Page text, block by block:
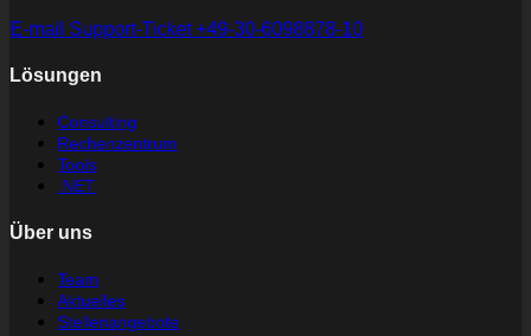
E-mail Support-Ticket +49-30-6098878-10
Lösungen
Consulting
Rechenzentrum
Tools
.NET
Über uns
Team
Aktuelles
Stellenangebote